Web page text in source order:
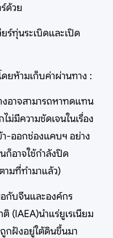
ด้วย
ร์ทุ่นระเบิดและเปิด
ยห้ามเก็บค่าผ่านทาง :
งอาจสามารถหาทดแทน
ม่มีความชัดเจนในเรื่อง
า-ออกช่องแคบฯ อย่าง
ก็อาจใช้กำลังปิด
ามที่ทำมาแล้ว)
กับจีนและองค์กร
(IAEA)นำแร่ยูเรเนียม
กฝังอยู่ใต้ดินขึ้นมา